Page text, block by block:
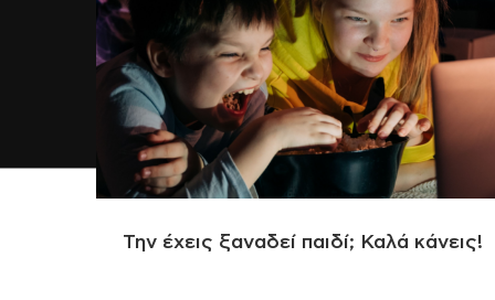
Την έχεις ξαναδεί παιδί; Καλά κάνεις!